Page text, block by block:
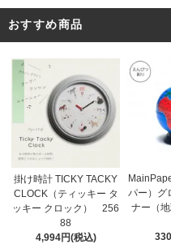
おすすめ商品
掛け時計 TICKY TACKY
CLOCK（ティッキー タ
ッキー クロック） 256
88
4,994円(税込)
パー）グ
ナー（